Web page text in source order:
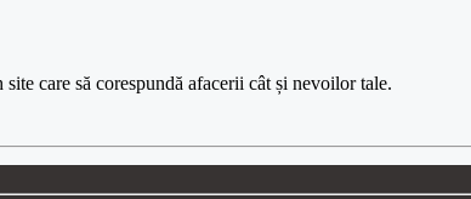
care să corespundă afacerii cât și nevoilor tale.